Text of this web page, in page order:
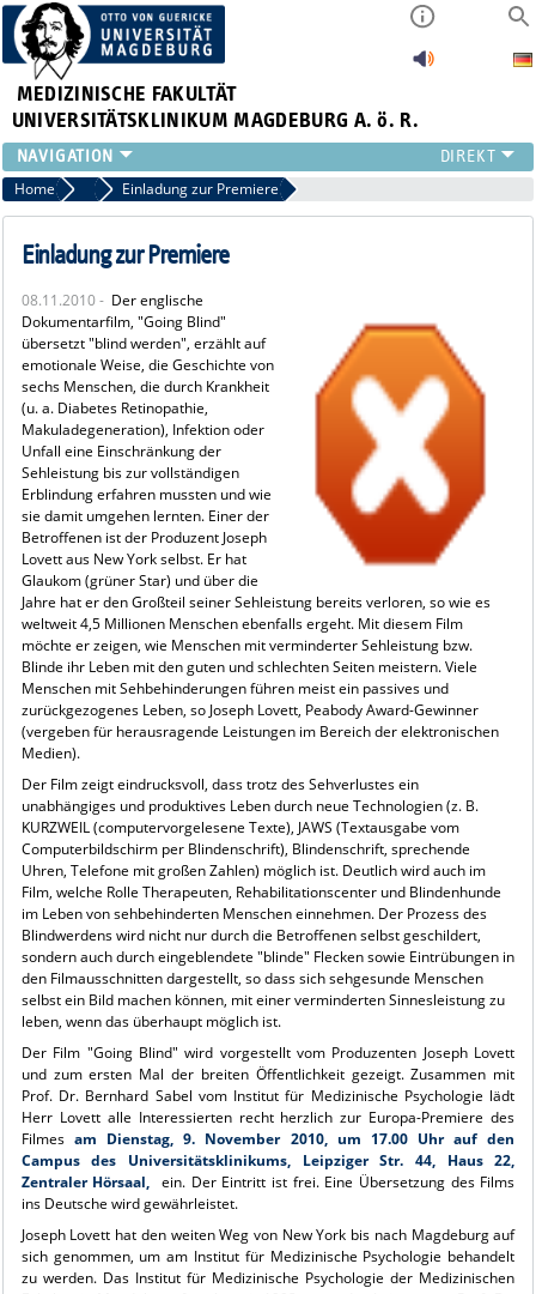
MEDIZINISCHE FAKULTÄT
UNIVERSITÄTSKLINIKUM MAGDEBURG A. ö. R.
INSTITUTE
KLINIKEN
ZENTRALE EINRICHTUNGEN
PRESSE
ÜBER UNS
INTERNATIONAL
INTRANET
Home Archiv 2010
Einladung zur Premiere
Einladung zur Premiere
08.11.2010 - Der englische
Dokumentarfilm, "Going Blind"
übersetzt "blind werden", erzählt auf
emotionale Weise, die Geschichte von
sechs Menschen, die durch Krankheit
(u. a. Diabetes Retinopathie,
Makuladegeneration), Infektion oder
Unfall eine Einschränkung der
Sehleistung bis zur vollständigen
Erblindung erfahren mussten und wie
sie damit umgehen lernten. Einer der
Betroffenen ist der Produzent Joseph
Lovett aus New York selbst. Er hat
Glaukom (grüner Star) und über die
Jahre hat er den Großteil seiner Sehleistung bereits verloren, so wie es
weltweit 4,5 Millionen Menschen ebenfalls ergeht. Mit diesem Film
möchte er zeigen, wie Menschen mit verminderter Sehleistung bzw.
Blinde ihr Leben mit den guten und schlechten Seiten meistern. Viele
Menschen mit Sehbehinderungen führen meist ein passives und
zurückgezogenes Leben, so Joseph Lovett, Peabody Award-Gewinner
(vergeben für herausragende Leistungen im Bereich der elektronischen
Medien).
Der Film zeigt eindrucksvoll, dass trotz des Sehverlustes ein
unabhängiges und produktives Leben durch neue Technologien (z. B.
KURZWEIL (computervorgelesene Texte), JAWS (Textausgabe vom
Computerbildschirm per Blindenschrift), Blindenschrift, sprechende
Uhren, Telefone mit großen Zahlen) möglich ist. Deutlich wird auch im
Film, welche Rolle Therapeuten, Rehabilitationscenter und Blindenhunde
im Leben von sehbehinderten Menschen einnehmen. Der Prozess des
Blindwerdens wird nicht nur durch die Betroffenen selbst geschildert,
sondern auch durch eingeblendete "blinde" Flecken sowie Eintrübungen in
den Filmausschnitten dargestellt, so dass sich sehgesunde Menschen
selbst ein Bild machen können, mit einer verminderten Sinnesleistung zu
leben, wenn das überhaupt möglich ist.
Der Film "Going Blind" wird vorgestellt vom Produzenten Joseph Lovett
und zum ersten Mal der breiten Öffentlichkeit gezeigt. Zusammen mit
Prof. Dr. Bernhard Sabel vom Institut für Medizinische Psychologie lädt
Herr Lovett alle Interessierten recht herzlich zur Europa-Premiere des
Filmes am Dienstag, 9. November 2010, um 17.00 Uhr auf den
Campus des Universitätsklinikums, Leipziger Str. 44, Haus 22,
Zentraler Hörsaal, ein. Der Eintritt ist frei. Eine Übersetzung des Films
ins Deutsche wird gewährleistet.
Joseph Lovett hat den weiten Weg von New York bis nach Magdeburg auf
sich genommen, um am Institut für Medizinische Psychologie behandelt
zu werden. Das Institut für Medizinische Psychologie der Medizinischen